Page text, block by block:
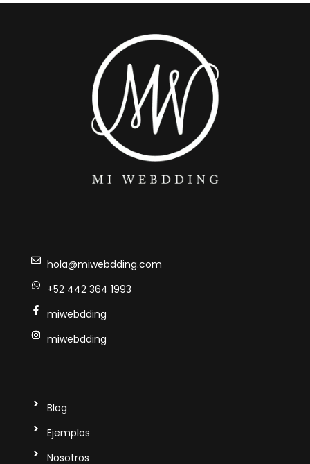
hola@miwebdding.com
+52 442 364 1993
miwebdding
miwebdding
Blog
Ejemplos
Nosotros